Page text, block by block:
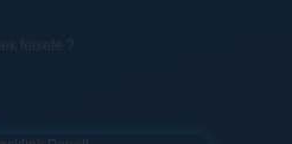
felsefe ?